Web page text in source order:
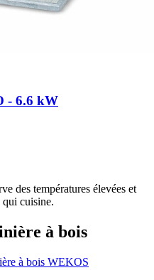
- 6.6 kW
des températures élevées et
qui cuisine.
à bois
à bois WEKOS